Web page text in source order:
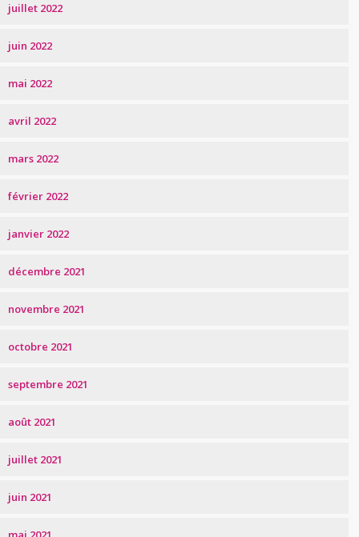
juillet 2022
juin 2022
mai 2022
avril 2022
mars 2022
février 2022
janvier 2022
décembre 2021
novembre 2021
octobre 2021
septembre 2021
août 2021
juillet 2021
juin 2021